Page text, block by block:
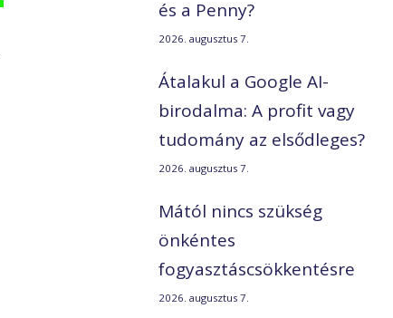
és a Penny?
2026. augusztus 7.
Átalakul a Google AI-
birodalma: A profit vagy
tudomány az elsődleges?
2026. augusztus 7.
Mától nincs szükség
önkéntes
fogyasztáscsökkentésre
2026. augusztus 7.